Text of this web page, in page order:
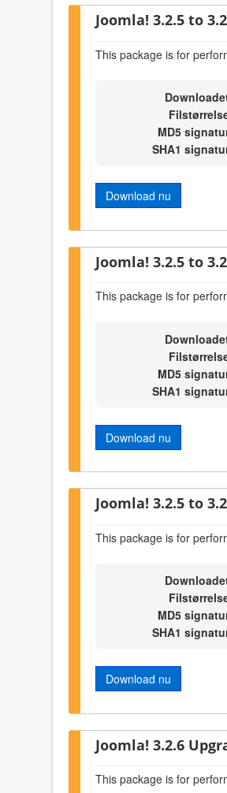
Joomla! 3.2.5 to
This package is for
MD5
SHA1
Download nu
Joomla! 3.2.5 to
This package is for
MD5
SHA1
Download nu
Joomla! 3.2.5 to
This package is for
MD5
SHA1
Download nu
Joomla! 3.2.6
This package is for